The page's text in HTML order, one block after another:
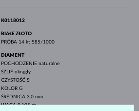
K0118012
BIAŁE ZŁOTO
PRÓBA 14 kt 585/1000
DIAMENT
POCHODZENIE naturalne
SZLIF okrągły
CZYSTOŚĆ SI
KOLOR G
ŚREDNICA 3.0 mm
WAGA0.105 ct